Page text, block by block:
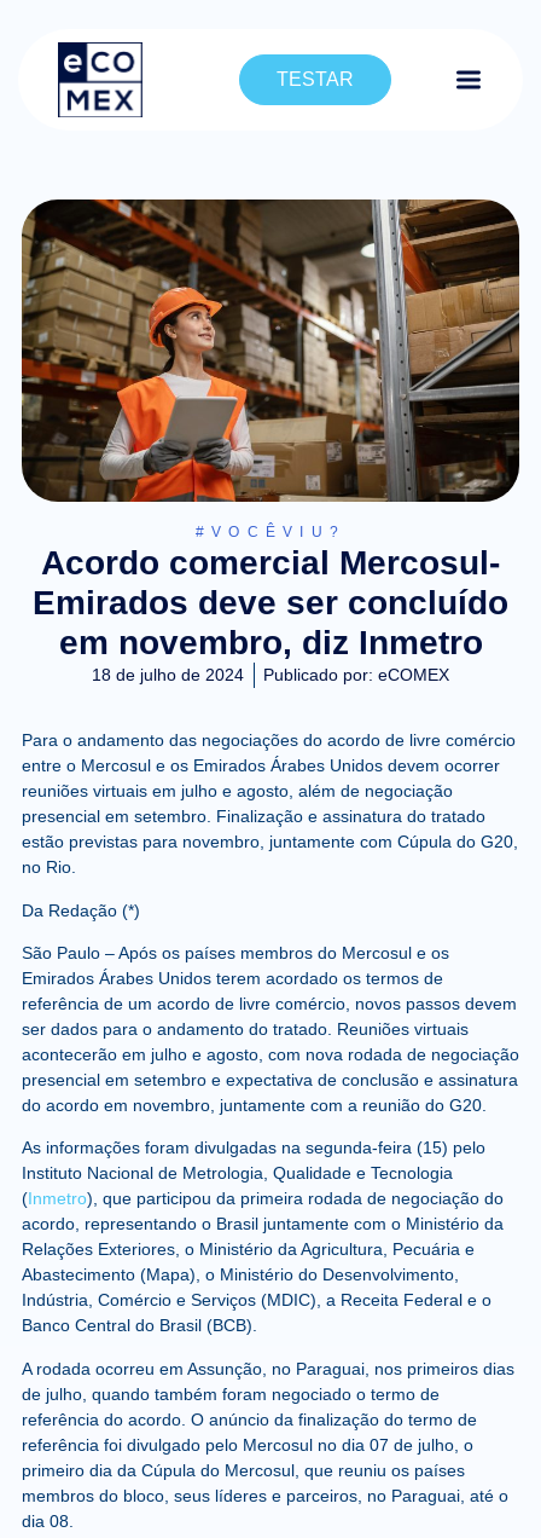
TESTAR
#VOCÊVIU?
Acordo comercial Mercosul-
Emirados deve ser concluído
em novembro, diz Inmetro
18 de julho de 2024 Publicado por: eCOMEX
Para o andamento das negociações do acordo de livre comércio
entre o Mercosul e os Emirados Árabes Unidos devem ocorrer
reuniões virtuais em julho e agosto, além de negociação
presencial em setembro. Finalização e assinatura do tratado
estão previstas para novembro, juntamente com Cúpula do G20,
no Rio.
Da Redação (*)
São Paulo – Após os países membros do Mercosul e os
Emirados Árabes Unidos terem acordado os termos de
referência de um acordo de livre comércio, novos passos devem
ser dados para o andamento do tratado. Reuniões virtuais
acontecerão em julho e agosto, com nova rodada de negociação
presencial em setembro e expectativa de conclusão e assinatura
do acordo em novembro, juntamente com a reunião do G20.
As informações foram divulgadas na segunda-feira (15) pelo
Instituto Nacional de Metrologia, Qualidade e Tecnologia
(Inmetro), que participou da primeira rodada de negociação do
acordo, representando o Brasil juntamente com o Ministério da
Relações Exteriores, o Ministério da Agricultura, Pecuária e
Abastecimento (Mapa), o Ministério do Desenvolvimento,
Indústria, Comércio e Serviços (MDIC), a Receita Federal e o
Banco Central do Brasil (BCB).
A rodada ocorreu em Assunção, no Paraguai, nos primeiros dias
de julho, quando também foram negociado o termo de
referência do acordo. O anúncio da finalização do termo de
referência foi divulgado pelo Mercosul no dia 07 de julho, o
primeiro dia da Cúpula do Mercosul, que reuniu os países
membros do bloco, seus líderes e parceiros, no Paraguai, até o
dia 08.